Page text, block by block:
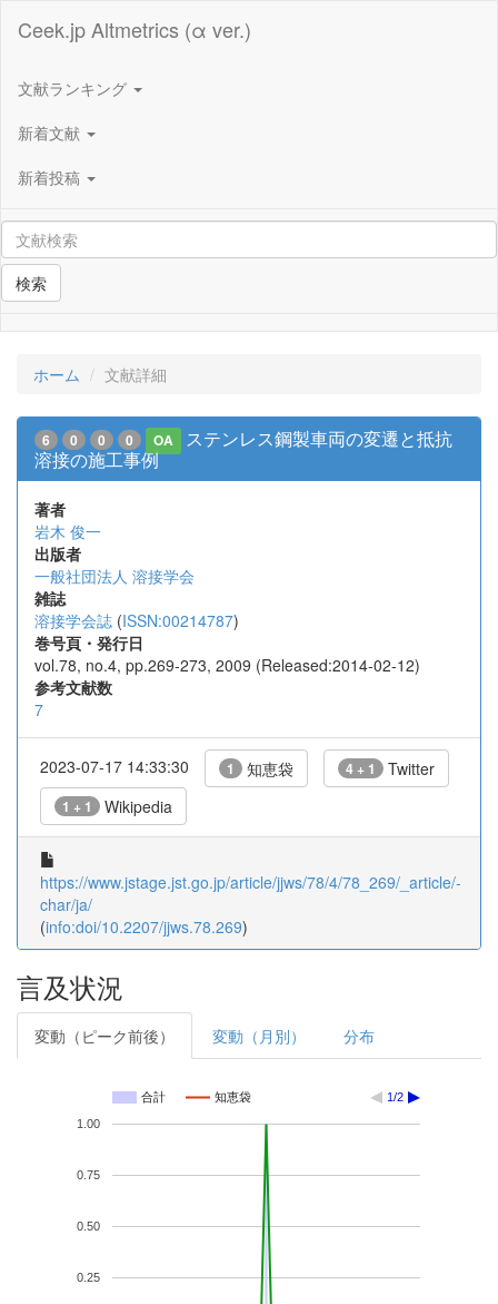
Ceek.jp Altmetrics (α ver.)
文献ランキング
新着文献
新着投稿
検索
ホーム 文献詳細
6 0 0 0 OA
ステンレス鋼製車両の変遷と抵抗
溶接の施工事例
著者
岩木 俊一
出版者
一般社団法人 溶接学会
雑誌
溶接学会誌 (ISSN:00214787)
巻号頁・発行日
vol.78, no.4, pp.269-273, 2009 (Released:2014-02-12)
参考文献数
7
2023-07-17 14:33:30 1 知恵袋 4 + 1 Twitter
1 + 1 Wikipedia
https://www.jstage.jst.go.jp/article/jjws/78/4/78_269/_article/-
char/ja/
(info:doi/10.2207/jjws.78.269)
言及状況
変動（ピーク前後） 変動（月別） 分布
合計 知恵袋 1/2
0.25
0.50
0.75
1.00